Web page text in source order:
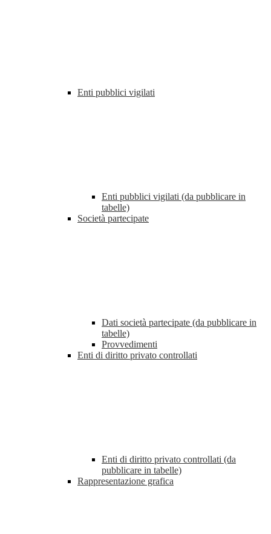
Enti pubblici vigilati
Enti pubblici vigilati (da pubblicare in
tabelle)
Società partecipate
Dati società partecipate (da pubblicare in
tabelle)
Provvedimenti
Enti di diritto privato controllati
Enti di diritto privato controllati (da
pubblicare in tabelle)
Rappresentazione grafica